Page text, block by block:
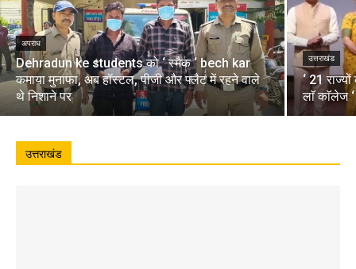
अपराध
Dehradun ke students को ‘ स्मैक ‘ bech kar
कमाया मुनाफा, अब हॉस्टल, पीजी और फ्लैट में रहने वाले
थे निशाने पर
उत्तराखंड
‘ 21
लाॅ काॅलेज
उत्तराखंड